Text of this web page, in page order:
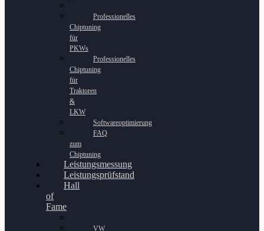
Professionelles
Chiptuning
für
PKWs
Professionelles
Chiptuning
für
Traktoren
&
LKW
Softwareoptimierung
FAQ
zum
Chiptuning
Leistungsmessung
Leistungsprüfstand
Hall
of
Fame
VW